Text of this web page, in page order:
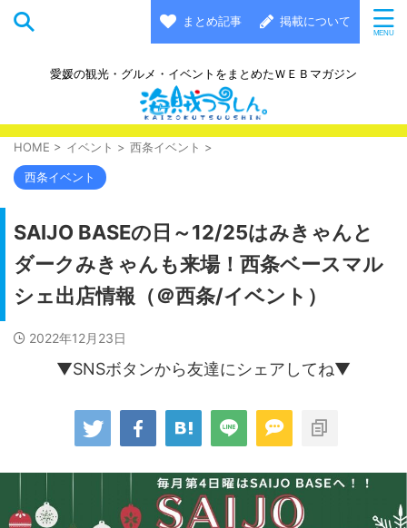
まとめ記事 掲載について
愛媛の観光・グルメ・イベントをまとめたＷＥＢマガジン
HOME > イベント > 西条イベント >
西条イベント
SAIJO BASEの日～12/25はみきゃんと
ダークみきゃんも来場！西条ベースマル
シェ出店情報（＠西条/イベント）
2022年12月23日
▼SNSボタンから友達にシェアしてね▼